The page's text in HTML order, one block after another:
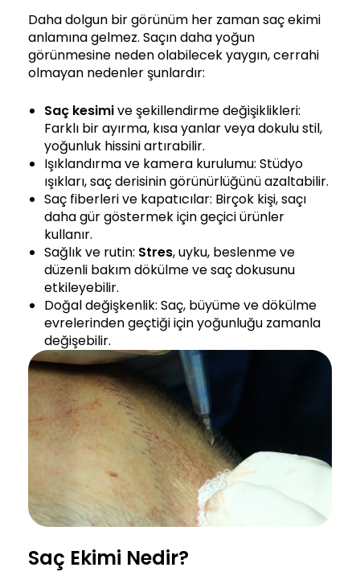
Daha dolgun bir görünüm her zaman saç ekimi
anlamına gelmez. Saçın daha yoğun
görünmesine neden olabilecek yaygın, cerrahi
olmayan nedenler şunlardır:
Saç kesimive şekillendirme değişiklikleri:
Farklı bir ayırma, kısa yanlar veya dokulu stil,
yoğunluk hissini artırabilir.
Işıklandırma ve kamera kurulumu: Stüdyo
ışıkları, saç derisinin görünürlüğünü azaltabilir.
Saç fiberleri ve kapatıcılar: Birçok kişi, saçı
daha gür göstermek için geçici ürünler
kullanır.
Sağlık ve rutin: Stres, uyku, beslenme ve
düzenli bakım dökülme ve saç dokusunu
etkileyebilir.
Doğal değişkenlik: Saç, büyüme ve dökülme
evrelerinden geçtiği için yoğunluğu zamanla
değişebilir.
Saç Ekimi Nedir?